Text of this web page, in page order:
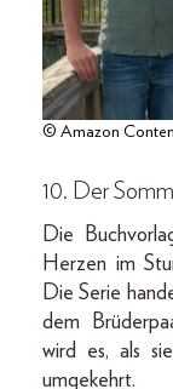
© Amazon
10. Der
Die
Herzen im
Die Serie
dem
wird es, als